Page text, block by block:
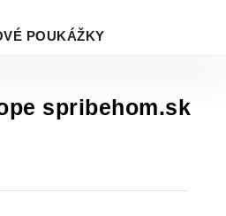
POUKÁŽKY
spribehom.sk